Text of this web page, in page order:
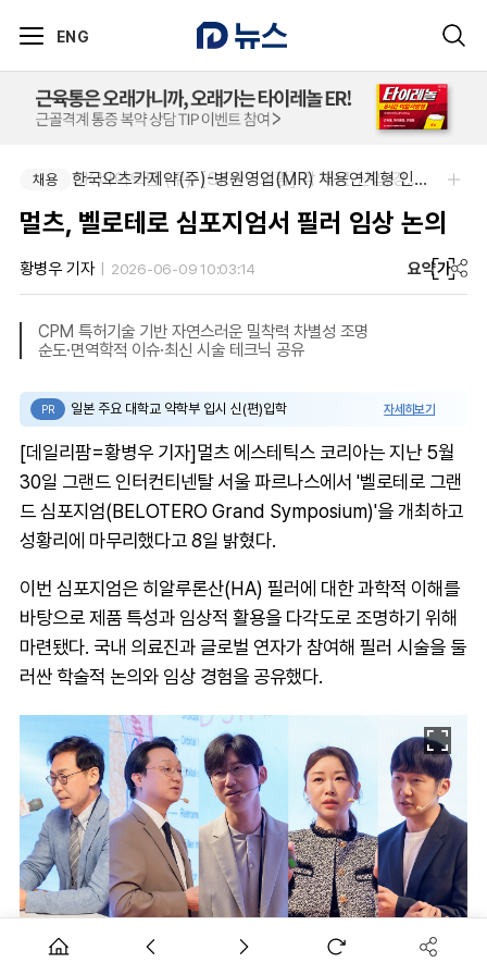
ENG
채용 SK 바이오팜 (주)-[SK바이오팜] 각 부문 신입/경력 구성원 영입
채용 한국오츠카제약(주)-병원영업(MR) 채용연계형 인턴(신입사원) 모집 공고
멀츠, 벨로테로 심포지엄서 필러 임상 논의
황병우 기자 2026-06-09 10:03:14 요약가
CPM 특허기술 기반 자연스러운 밀착력 차별성 조명
순도·면역학적 이슈·최신 시술 테크닉 공유
PR 일본 주요 대학교 약학부 입시 신(편)입학 자세히보기
[데일리팜=황병우 기자]멀츠 에스테틱스 코리아는 지난 5월
30일 그랜드 인터컨티넨탈 서울 파르나스에서 '벨로테로 그랜
드 심포지엄(BELOTERO Grand Symposium)'을 개최하고
성황리에 마무리했다고 8일 밝혔다.
이번 심포지엄은 히알루론산(HA) 필러에 대한 과학적 이해를
바탕으로 제품 특성과 임상적 활용을 다각도로 조명하기 위해
마련됐다. 국내 의료진과 글로벌 연자가 참여해 필러 시술을 둘
러싼 학술적 논의와 임상 경험을 공유했다.
(좌측부터) 모델로피부과 서구일 원장, 압구정오라클피부과 박제영